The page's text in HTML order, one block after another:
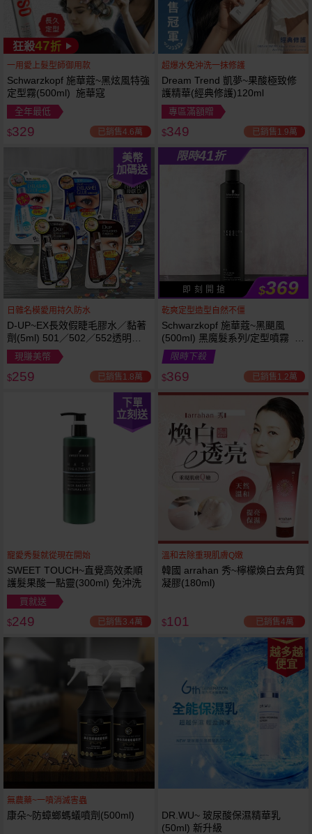
狂殺47折
一用愛上髮型師御用款
Schwarzkopf 施華蔻~黑炫風特強
定型霧(500ml) 施華寇
全年最低
$329 已銷售4.6萬
超爆水免沖洗一抹修護
Dream Trend 凱夢~果酸極致修
護精華(經典修護)120ml
專區滿額贈
$349 已銷售1.9萬
美幣
加碼送
日雜名模愛用持久防水
D-UP~EX長效假睫毛膠水／黏著
劑(5ml) 501／502／552透明／
553黑色／554咖啡色 款式可選
現賺美幣
$259 已銷售1.8萬
限時41折
即 刻 開 搶 $369
乾爽定型造型自然不僵
Schwarzkopf 施華蔻~黑颶風
(500ml) 黑魔髮系列/定型噴霧 施
華寇
限時下殺
$369 已銷售1.2萬
下單
立刻送
寵愛秀髮就從現在開始
SWEET TOUCH~直覺高效柔順
護髮果酸一點靈(300ml) 免沖洗
買就送
$249 已銷售3.4萬
溫和去除重現肌膚Q嫩
韓國 arrahan 秀~檸檬煥白去角質
凝膠(180ml)
$101 已銷售4萬
無農藥~一噴消滅害蟲
康朵~防蟑螂螞蟻噴劑(500ml)
越多越
便宜
DR.WU~ 玻尿酸保濕精華乳
(50ml) 新升級